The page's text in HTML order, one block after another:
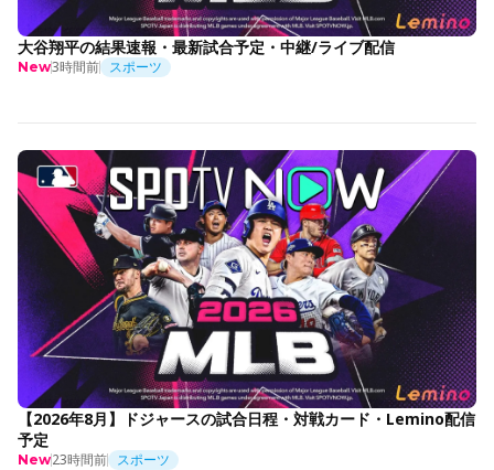
大谷翔平の結果速報・最新試合予定・中継/ライブ配信
New3時間前 スポーツ
【2026年8月】ドジャースの試合日程・対戦カード・Lemino配信
予定
New23時間前 スポーツ